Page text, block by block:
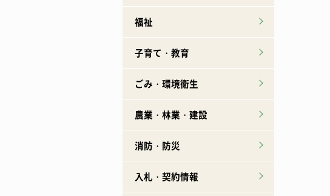
福祉
子育て・教育
ごみ・環境衛生
農業・林業・建設
消防・防災
入札・契約情報